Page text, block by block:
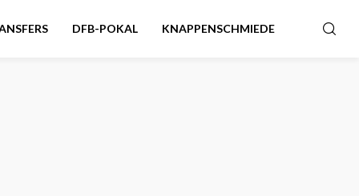
DFB-POKAL KNAPPENSCHMIEDE